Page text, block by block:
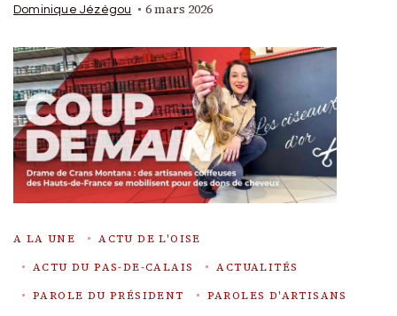
Dominique Jézégou 6 mars 2026
A LA UNE
ACTU DE L'OISE
ACTU DU PAS-DE-CALAIS
ACTUALITÉS
PAROLE DU PRÉSIDENT
PAROLES D'ARTISANS